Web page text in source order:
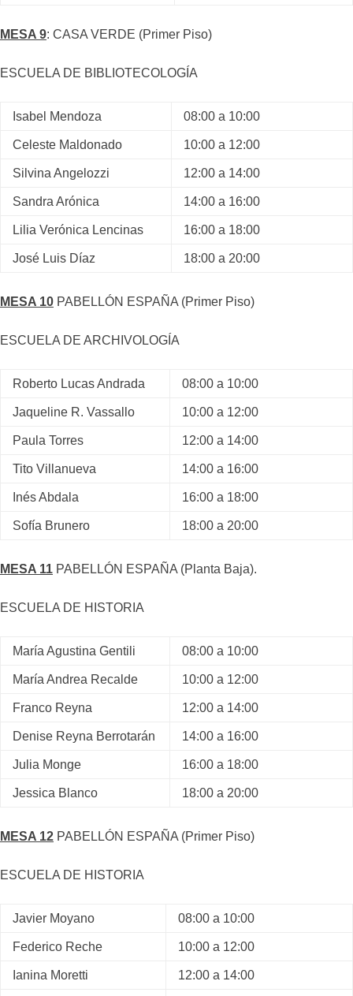
MESA 9: CASA VERDE (Primer Piso)
ESCUELA DE BIBLIOTECOLOGÍA
Isabel Mendoza 08:00 a 10:00
Celeste Maldonado 10:00 a 12:00
Silvina Angelozzi 12:00 a 14:00
Sandra Arónica 14:00 a 16:00
Lilia Verónica Lencinas 16:00 a 18:00
José Luis Díaz 18:00 a 20:00
MESA 10 PABELLÓN ESPAÑA (Primer Piso)
ESCUELA DE ARCHIVOLOGÍA
Roberto Lucas Andrada 08:00 a 10:00
Jaqueline R. Vassallo 10:00 a 12:00
Paula Torres 12:00 a 14:00
Tito Villanueva 14:00 a 16:00
Inés Abdala 16:00 a 18:00
Sofía Brunero 18:00 a 20:00
MESA 11 PABELLÓN ESPAÑA (Planta Baja).
ESCUELA DE HISTORIA
María Agustina Gentili 08:00 a 10:00
María Andrea Recalde 10:00 a 12:00
Franco Reyna 12:00 a 14:00
Denise Reyna Berrotarán 14:00 a 16:00
Julia Monge 16:00 a 18:00
Jessica Blanco 18:00 a 20:00
MESA 12 PABELLÓN ESPAÑA (Primer Piso)
ESCUELA DE HISTORIA
Javier Moyano 08:00 a 10:00
Federico Reche 10:00 a 12:00
Ianina Moretti 12:00 a 14:00